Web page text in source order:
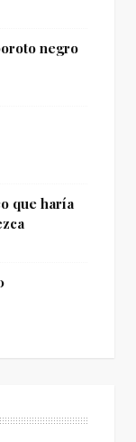
negro
que haría